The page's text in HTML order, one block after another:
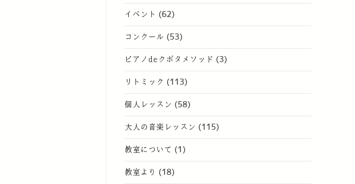
イベント (62)
コンクール (53)
ピアノdeクボタメソッド (3)
リトミック (113)
個人レッスン (58)
大人の音楽レッスン (115)
教室について (1)
教室より (18)